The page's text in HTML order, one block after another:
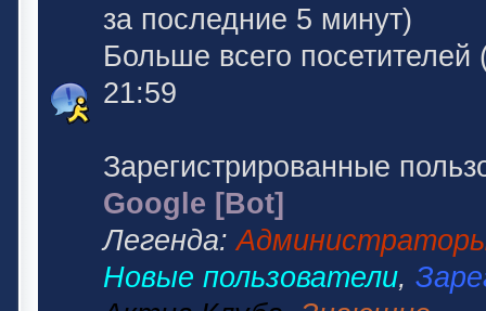
за последние 5 минут)
Больше всего посетителей
21:59
Зарегистрированные
Google [Bot]
Легенда:
Новые пользователи,